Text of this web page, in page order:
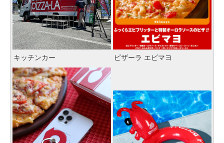
キッチンカー ピザーラ エビマヨ